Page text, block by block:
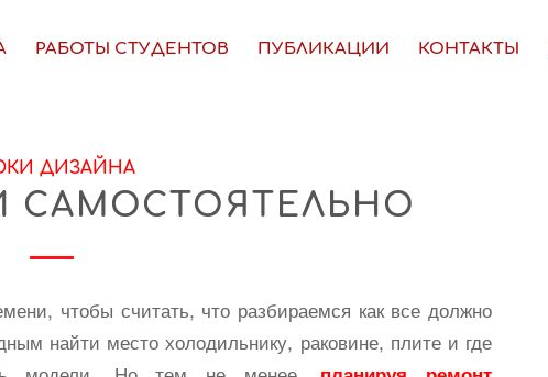
РАБОТЫ СТУДЕНТОВ ПУБЛИКАЦИИ КОНТАКТЫ
ДИЗАЙНА
САМОСТОЯТЕЛЬНО
чтобы считать, что разбираемся как все должно
найти место холодильнику, раковине, плите и где